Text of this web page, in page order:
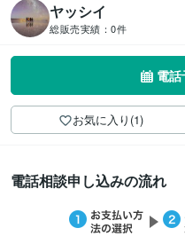
ヤッシイ
総販売実績： 0件
電
お気に入り(1)
電話相談申し込みの流れ